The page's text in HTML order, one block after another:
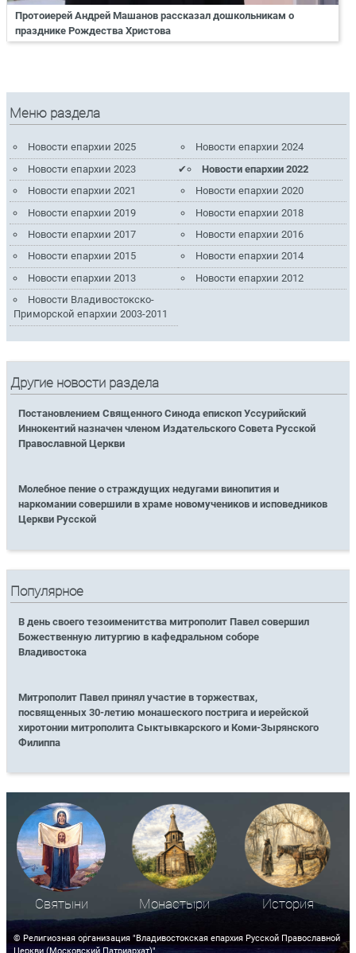
Протоиерей Андрей Машанов рассказал дошкольникам о
празднике Рождества Христова
Меню раздела
Новости епархии 2025
Новости епархии 2024
Новости епархии 2023
Новости епархии 2022
Новости епархии 2021
Новости епархии 2020
Новости епархии 2019
Новости епархии 2018
Новости епархии 2017
Новости епархии 2016
Новости епархии 2015
Новости епархии 2014
Новости епархии 2013
Новости епархии 2012
Новости Владивостокско-
Приморской епархии 2003-2011
Другие новости раздела
Постановлением Священного Синода епископ Уссурийский
Иннокентий назначен членом Издательского Совета Русской
Православной Церкви
Молебное пение о страждущих недугами винопития и
наркомании совершили в храме новомучеников и исповедников
Церкви Русской
Популярное
В день своего тезоименитства митрополит Павел совершил
Божественную литургию в кафедральном соборе
Владивостока
Митрополит Павел принял участие в торжествах,
посвященных 30-летию монашеского пострига и иерейской
хиротонии митрополита Сыктывкарского и Коми-Зырянского
Филиппа
Святыни Монастыри История
© Религиозная организация "Владивостокская епархия Русской Православной
Церкви (Московский Патриархат)"